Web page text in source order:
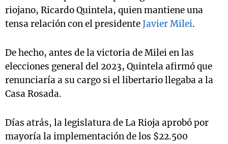
riojano, Ricardo Quintela, quien mantiene una
tensa relación con el presidenteJavier Milei.
De hecho, antes de la victoria de Milei en las
elecciones general del 2023, Quintela afirmó que
renunciaría a su cargo si el libertario llegaba a la
Casa Rosada.
Días atrás, la legislatura de La Rioja aprobó por
mayoría la implementación de los $22.500